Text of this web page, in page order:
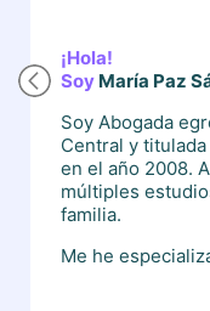
¡Hola!
Soy María Paz
Soy Abogada
Central y
en el año 2008.
múltiples
familia.
Me he